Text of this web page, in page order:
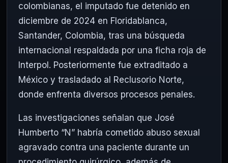
colombianas, el imputado fue detenido en
diciembre de 2024 en Floridablanca,
Santander, Colombia, tras una búsqueda
internacional respaldada por una ficha roja de
Interpol. Posteriormente fue extraditado a
México y trasladado al Reclusorio Norte,
donde enfrenta diversos procesos penales.
Las investigaciones señalan que José
Humberto “N” habría cometido abuso sexual
agravado contra una paciente durante un